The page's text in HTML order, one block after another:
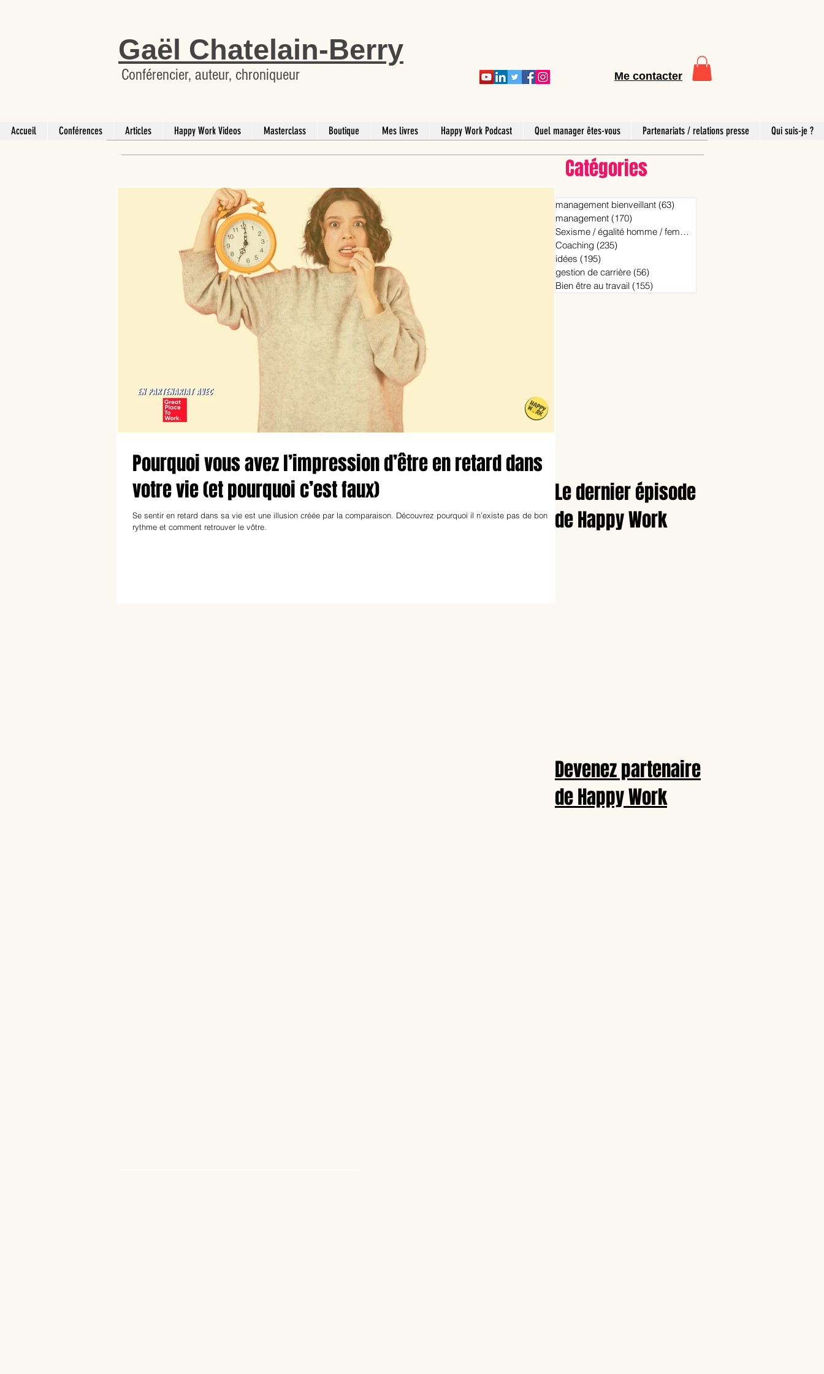
Gaël Chatelain-Berry
Conférencier, auteur, chroniqueur Me contacter
Accueil Conférences Articles Happy Work Videos Masterclass Boutique Mes livres Happy Work Podcast Quel manager êtes-vous Partenariats / relations presse Qui suis-je ?
Catégories
Pourquoi vous avez l’impression d’être en retard dans
votre vie (et pourquoi c’est faux)
Se sentir en retard dans sa vie est une illusion créée par la comparaison. Découvrez pourquoi il n’existe pas de bon
rythme et comment retrouver le vôtre.
management bienveillant (63)
management (170)
Sexisme / égalité homme / femme
Coaching (235)
idées (195)
gestion de carrière (56)
Bien être au travail (155)
Le dernier épisode
de Happy Work
Devenez partenaire
de Happy Work